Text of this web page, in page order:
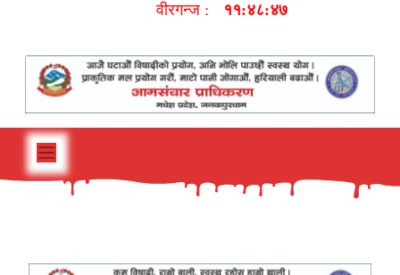
वीरगन्ज : ११:४८:४८